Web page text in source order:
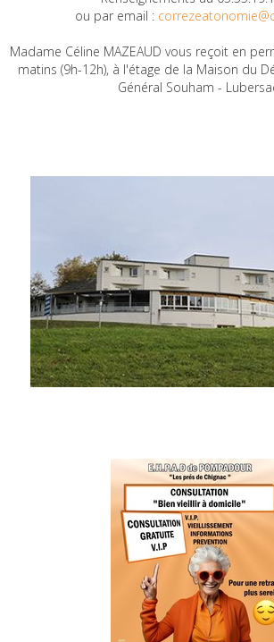
ou par email :
Madame Céline MAZEAUD vous reçoit en
matins (9h-12h), à l'étage de la Maison du
Général Souham -